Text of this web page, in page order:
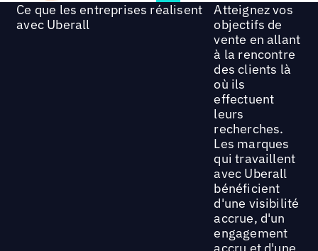
Ce que les entreprises réalisent
avec Uberall
Atteignez vos
objectifs de
vente en allant
à la rencontre
des clients là
où ils
effectuent
leurs
recherches.
Les marques
qui travaillent
avec Uberall
bénéficient
d'une visibilité
accrue, d'un
engagement
accru et d'une